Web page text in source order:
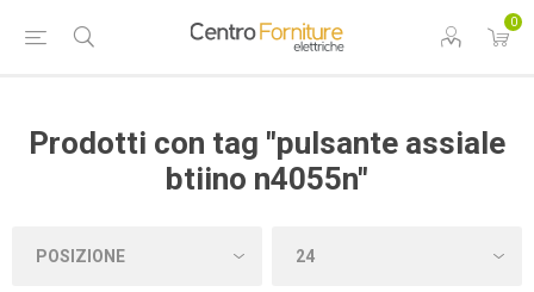
0
Prodotti con tag "pulsante assiale
btiino n4055n"